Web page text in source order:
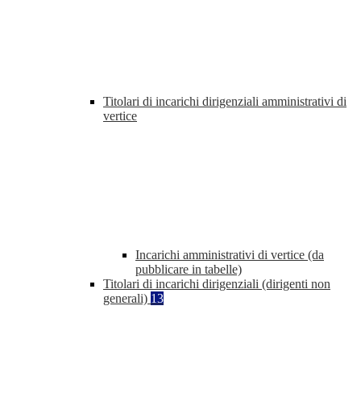
Titolari di incarichi dirigenziali amministrativi di
vertice
Incarichi amministrativi di vertice (da
pubblicare in tabelle)
Titolari di incarichi dirigenziali (dirigenti non
generali) 13